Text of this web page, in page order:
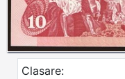
Clasare: